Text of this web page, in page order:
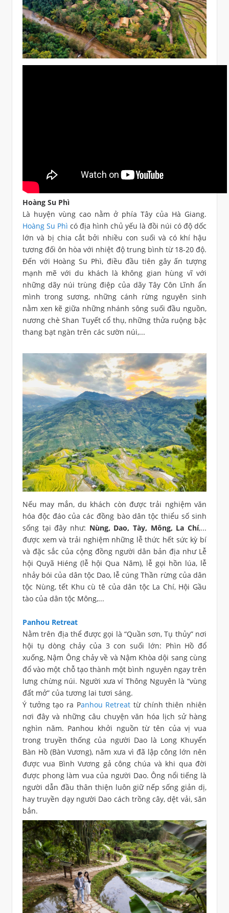
Hoàng Su Phì
Là huyện vùng cao nằm ở phía Tây của Hà Giang.
Hoàng Su Phì có địa hình chủ yếu là đồi núi có độ dốc
lớn và bị chia cắt bởi nhiều con suối và có khí hậu
tương đối ôn hòa với nhiệt độ trung bình từ 18-20 độ.
Đến với Hoàng Su Phì, điều đầu tiên gây ấn tượng
mạnh mẽ với du khách là không gian hùng vĩ với
những dãy núi trùng điệp của dãy Tây Côn Lĩnh ẩn
mình trong sương, những cánh rừng nguyên sinh
nằm xen kẽ giữa những nhánh sông suối đầu nguồn,
nương chè Shan Tuyết cổ thụ, những thửa ruộng bậc
thang bạt ngàn trên các sườn núi,...
Nếu may mắn, du khách còn được trải nghiệm văn
hóa độc đáo của các đồng bào dân tộc thiểu số sinh
sống tại đây như: Nùng, Dao, Tày, Mông, La Chí,...
được xem và trải nghiệm những lễ thức hết sức kỳ bí
và đặc sắc của cộng đồng người dân bản địa như Lễ
hội Quyã Hiéng (lễ hội Qua Năm), lễ gọi hồn lúa, lễ
nhảy bói của dân tộc Dao, lễ cúng Thần rừng của dân
tộc Nùng, tết Khu cù tê của dân tộc La Chí, Hội Gầu
tào của dân tộc Mông,...
Panhou Retreat
Nằm trên địa thể được gọi là “Quần sơn, Tụ thủy” nơi
hội tụ dòng chảy của 3 con suối lớn: Phìn Hồ đổ
xuống, Nậm Ông chảy về và Nậm Khòa dội sang cùng
đổ vào một chỗ tạo thành một bình nguyên ngay trên
lưng chừng núi. Người xưa ví Thông Nguyên là “vùng
đất mở” của tương lai tươi sáng.
Ý tưởng tạo ra Panhou Retreattừ chính thiên nhiên
nơi đây và những câu chuyện văn hóa lịch sử hàng
nghìn năm. Panhou khởi nguồn từ tên của vị vua
trong truyền thống của người Dao là Long Khuyển
Bàn Hồ (Bàn Vương), năm xưa vì đã lập công lớn nên
được vua Bình Vương gả công chúa và khi qua đời
được phong làm vua của người Dao. Ông nổi tiếng là
người dẫn đầu thân thiện luôn giữ nếp sống giản dị,
hay truyền dạy người Dao cách trồng cây, dệt vải, săn
bắn.